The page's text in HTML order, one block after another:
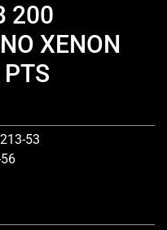
200
XENON
53